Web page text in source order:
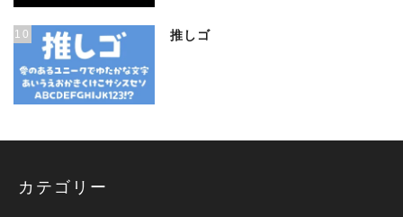
10 推しゴ
カテゴリー